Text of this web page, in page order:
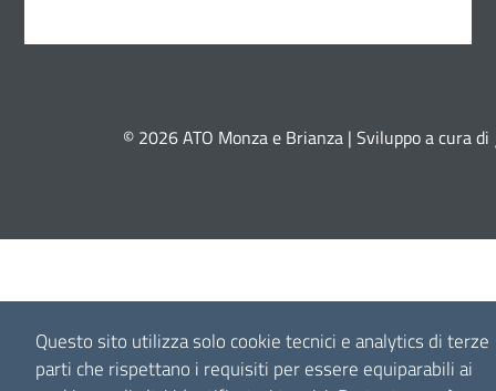
Questo sito utilizza solo cookie tecnici e analytics di terze
parti che rispettano i requisiti per essere equiparabili ai
© 2026 ATO Monza e Brianza | Sviluppo a cura di